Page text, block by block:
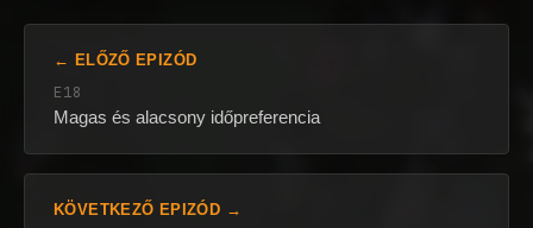
← ELŐZŐ EPIZÓD
E18
Magas és alacsony időpreferencia
KÖVETKEZŐ EPIZÓD →